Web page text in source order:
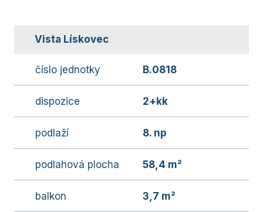
Vista Lískovec
číslo jednotky B.0818
dispozice 2+kk
podlaží 8. np
podlahová plocha 58,4 m²
balkon 3,7 m²